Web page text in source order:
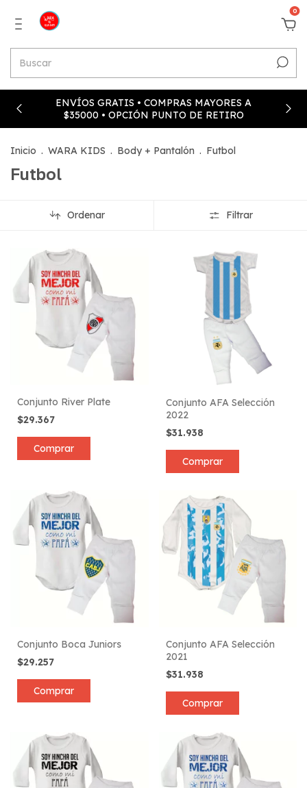
0
ENVÍOS GRATIS • COMPRAS MAYORES A
$35000 • OPCIÓN PUNTO DE RETIRO
Inicio . WARA KIDS . Body + Pantalón . Futbol
Futbol
Ordenar Filtrar
Conjunto River Plate
$29.367
Comprar
Conjunto AFA Selección
2022
$31.938
Comprar
Conjunto Boca Juniors
$29.257
Comprar
Conjunto AFA Selección
2021
$31.938
Comprar